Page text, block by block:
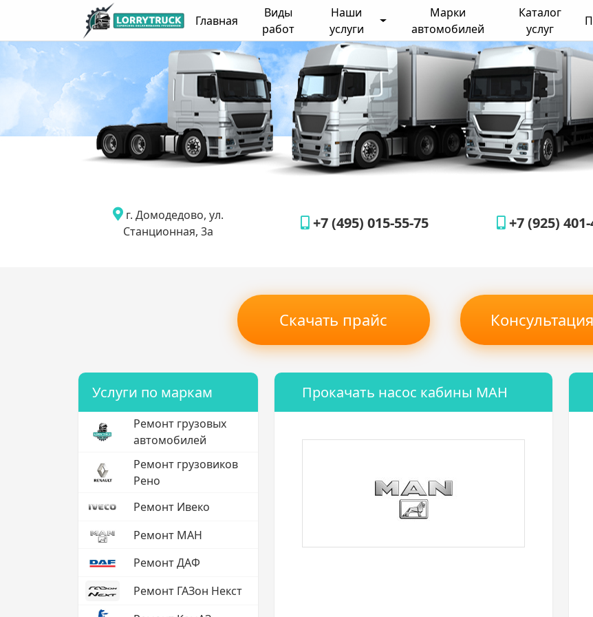
Главная
Виды
работ
Наши
услуги
Марки
автомобилей
Каталог
услуг
г. Домодедово, ул.
Станционная, 3а
+7 (495) 015-55-75 +7 (925) 401-
Скачать прайс
Услуги по маркам
Ремонт грузовых
автомобилей
Ремонт грузовиков
Рено
Ремонт Ивеко
Ремонт МАН
Ремонт ДАФ
Ремонт ГАЗон Некст
Прокачать насос кабины МАН